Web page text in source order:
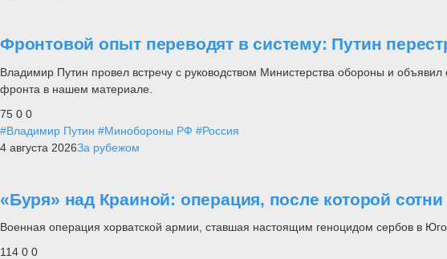
Фронтовой опыт переводят в систему: Путин
Владимир Путин провел встречу с руководством Министерства обороны и
фронта в нашем материале.
75 0 0
#Владимир Путин #Минобороны РФ #Россия
4 августа 2026За рубежом
«Буря» над Краиной: операция, после которой
Военная операция хорватской армии, ставшая настоящим геноцидом сербов в
114 0 0